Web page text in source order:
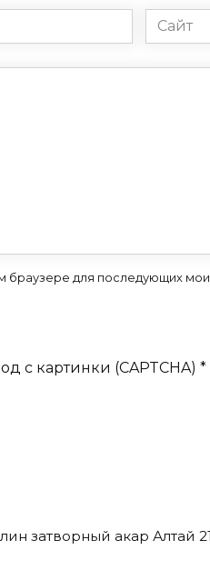
Сайт
браузере для последующих
с картинки (CAPTCHA) *
затворный акар Алтай